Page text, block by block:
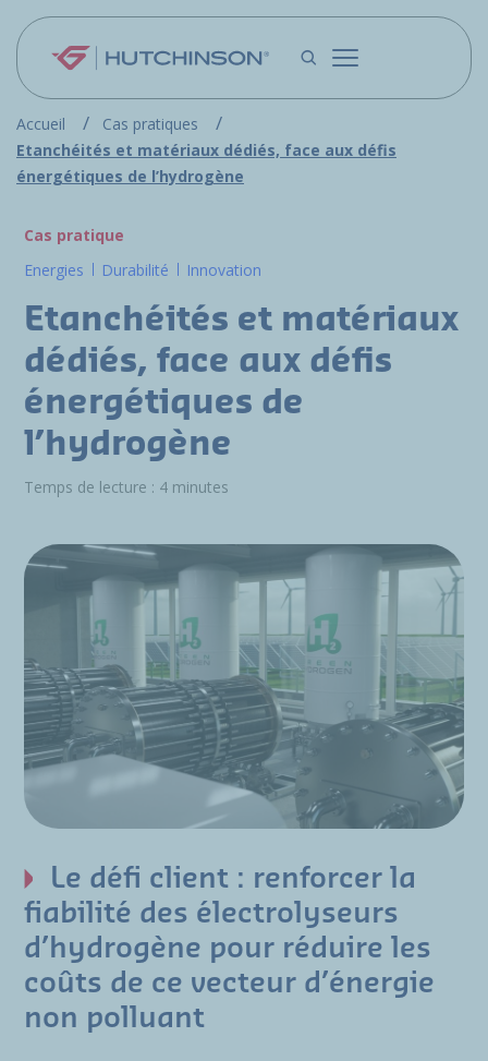
Aller au contenu principal
Accueil
Cas pratiques
Etanchéités et matériaux dédiés, face aux défis
énergétiques de l’hydrogène
Cas pratique
Energies
Durabilité Innovation
Etanchéités et matériaux
dédiés, face aux défis
énergétiques de
l’hydrogène
Temps de lecture : 4 minutes
Le défi client : renforcer la
fiabilité des électrolyseurs
d’hydrogène pour réduire les
coûts de ce vecteur d’énergie
non polluant